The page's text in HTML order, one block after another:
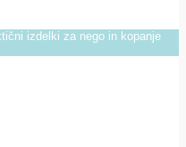
izdelki za nego in kopanje